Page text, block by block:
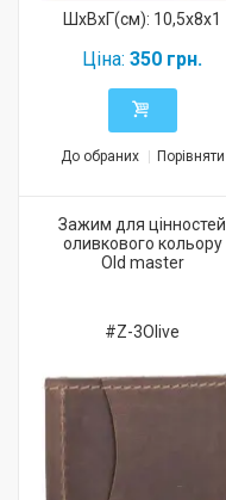
ШхВхГ(см): 10,5x8x1
Ціна: 350 грн.
До обраних Порівняти
Зажим для цінностей
оливкового кольору
Old master
#Z-3Olive